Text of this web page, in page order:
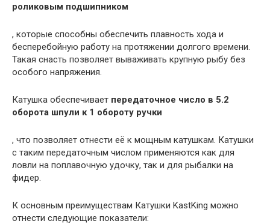
роликовым подшипником
, которые способны обеспечить плавность хода и
бесперебойную работу на протяжении долгого времени.
Такая снасть позволяет вываживать крупную рыбу без
особого напряжения.
Катушка обеспечивает передаточное число в 5.2
оборота шпули к 1 обороту ручки
, что позволяет отнести её к мощным катушкам. Катушки
с таким передаточным числом применяются как для
ловли на поплавочную удочку, так и для рыбалки на
фидер.
К основным преимуществам Катушки KastKing можно
отнести следующие показатели: